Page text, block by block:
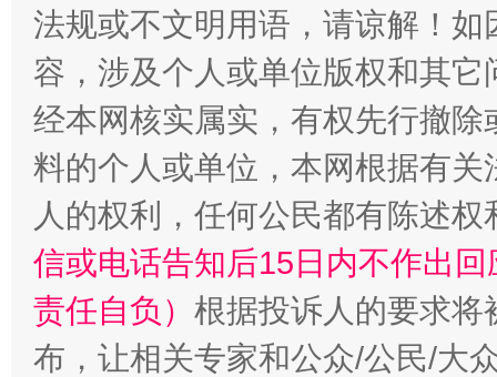
法规或不文明用语，请谅解！
容，涉及个人或单位版权和其它
经本网核实属实，有权先行撤
料的个人或单位，本网根据有
人的权利，任何公民都有陈述
信或电话告知后15日内不作出
责任自负） 根据投诉人的要求将
布，让相关专家和公众/公民/大